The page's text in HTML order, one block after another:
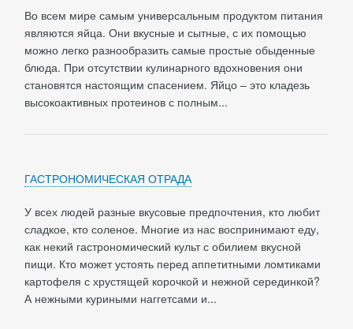
Во всем мире самым универсальным продуктом питания
являются яйца. Они вкусные и сытные, с их помощью
можно легко разнообразить самые простые обыденные
блюда. При отсутствии кулинарного вдохновения они
становятся настоящим спасением. Яйцо – это кладезь
высокоактивных протеинов с полным...
ГАСТРОНОМИЧЕСКАЯ ОТРАДА
У всех людей разные вкусовые предпочтения, кто любит
сладкое, кто соленое. Многие из нас воспринимают еду,
как некий гастрономический культ с обилием вкусной
пищи. Кто может устоять перед аппетитными ломтиками
картофеля с хрустящей корочкой и нежной серединкой?
А нежными куриными наггетсами и...